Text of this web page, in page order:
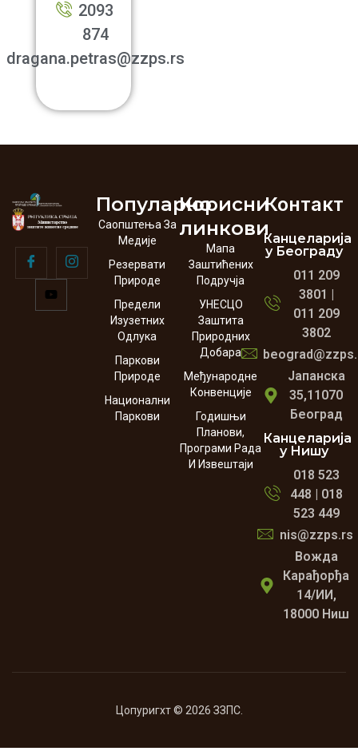
2093
874
dragana.petras@zzps.rs
Популарно
Саопштења За
Медије
Резервати
Природе
Предели
Изузетних
Одлука
Паркови
Природе
Национални
Паркови
Корисни
линкови
Мапа
Заштићених
Подручја
УНЕСЦО
Заштита
Природних
Добара
Међународне
Конвенције
Годишњи
Планови,
Програми Рада
И Извештаји
Контакт
Канцеларија
у Београду
011 209
3801 |
011 209
3802
Јапанска
35,11070
Београд
Канцеларија
у Нишу
018 523
448 | 018
523 449
nis@zzps.rs
Вожда
Карађорђа
14/ИИ,
18000 Ниш
Цопyригхт © 2026 ЗЗПС.